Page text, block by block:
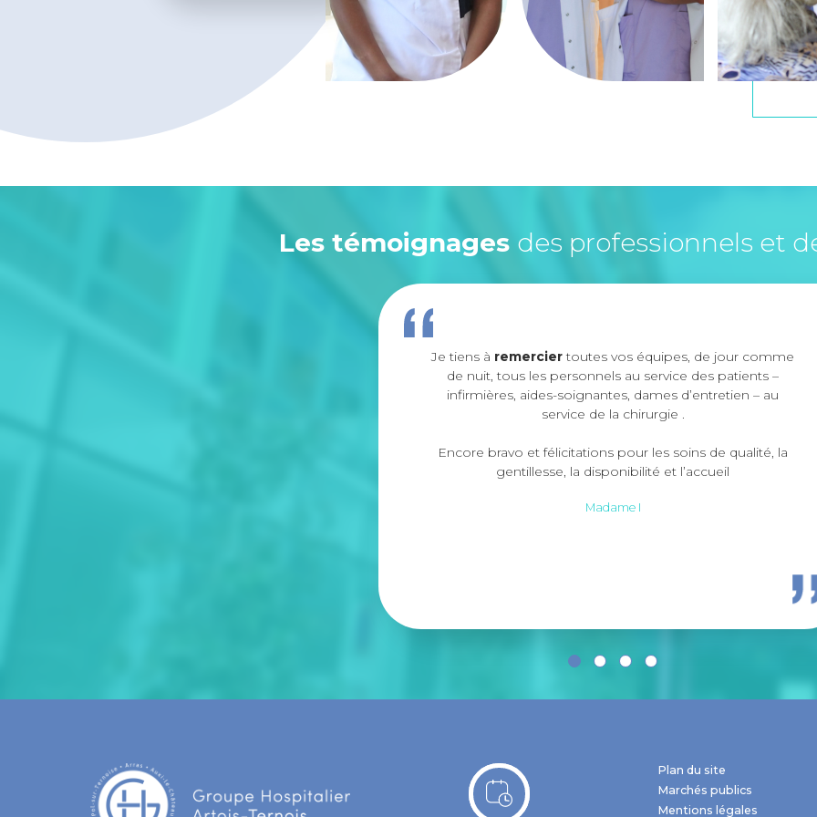
Les témoignages des professionnels et
Je tiens à remerciertoutes vos équipes, de jour comme
de nuit, tous les personnels au service des patients –
infirmières, aides-soignantes, dames d’entretien – au
service de la chirurgie .
Encore bravo et félicitations pour les soins de qualité, la
gentillesse, la disponibilité et l’accueil
Madame I
Plan du site
Marchés publics
Mentions légales